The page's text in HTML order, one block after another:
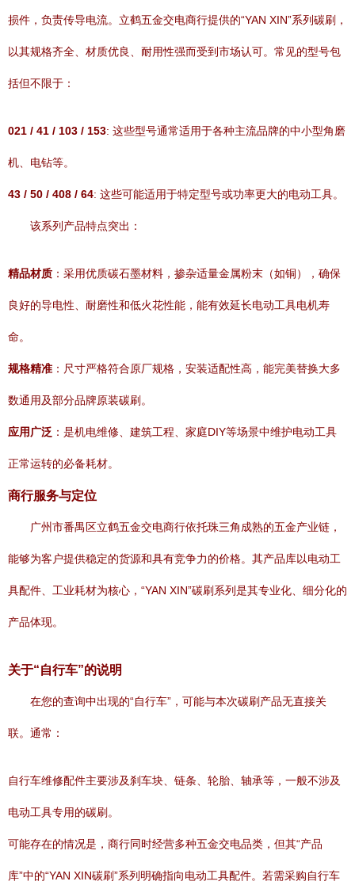
损件，负责传导电流。立鹤五金交电商行提供的“YAN XIN”系列碳刷，
以其规格齐全、材质优良、耐用性强而受到市场认可。常见的型号包
括但不限于：
021 / 41 / 103 / 153: 这些型号通常适用于各种主流品牌的中小型角磨
机、电钻等。
43 / 50 / 408 / 64: 这些可能适用于特定型号或功率更大的电动工具。
该系列产品特点突出：
精品材质 ：采用优质碳石墨材料，掺杂适量金属粉末（如铜），确保
良好的导电性、耐磨性和低火花性能，能有效延长电动工具电机寿
命。
规格精准 ：尺寸严格符合原厂规格，安装适配性高，能完美替换大多
数通用及部分品牌原装碳刷。
应用广泛 ：是机电维修、建筑工程、家庭DIY等场景中维护电动工具
正常运转的必备耗材。
商行服务与定位
广州市番禺区立鹤五金交电商行依托珠三角成熟的五金产业链，
能够为客户提供稳定的货源和具有竞争力的价格。其产品库以电动工
具配件、工业耗材为核心，“YAN XIN”碳刷系列是其专业化、细分化的
产品体现。
关于“自行车”的说明
在您的查询中出现的“自行车”，可能与本次碳刷产品无直接关
联。通常：
自行车维修配件主要涉及刹车块、链条、轮胎、轴承等，一般不涉及
电动工具专用的碳刷。
可能存在的情况是，商行同时经营多种五金交电品类，但其“产品
库”中的“YAN XIN碳刷”系列明确指向电动工具配件。若需采购自行车